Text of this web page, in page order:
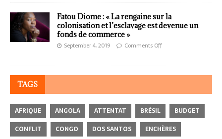
Fatou Diome : « La rengaine sur la
colonisation et l’esclavage est devenue un
fonds de commerce »
September 4, 2019 Comments Off
TAGS
AFRIQUE ANGOLA ATTENTAT BRÉSIL
BUDGET
CONFLIT
CONGO DOS SANTOS
ENCHÈRES